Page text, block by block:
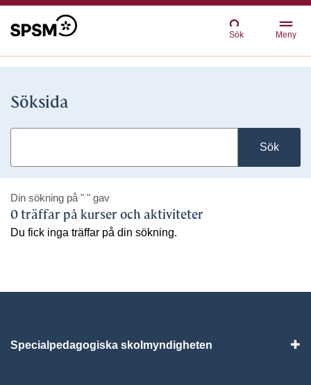
Sök Meny
Söksida
Sök
Din sökning på " " gav
0 träffar på kurser och aktiviteter
Du fick inga träffar på din sökning.
Specialpedagogiska skolmyndigheten